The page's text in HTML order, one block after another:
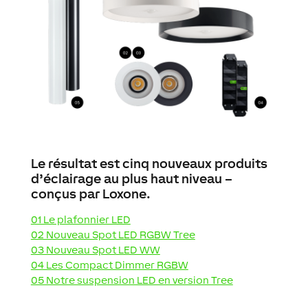
Le résultat est cinq nouveaux produits
d’éclairage au plus haut niveau –
conçus par Loxone.
01 Le plafonnier LED
02 Nouveau Spot LED RGBW Tree
03 Nouveau Spot LED WW
04 Les Compact Dimmer RGBW
05 Notre suspension LED en version Tree